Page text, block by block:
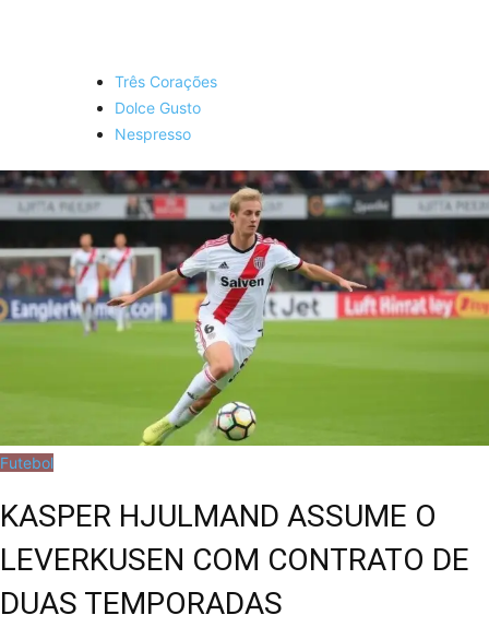
Três Corações
Dolce Gusto
Nespresso
Futebol
KASPER HJULMAND ASSUME O
LEVERKUSEN COM CONTRATO DE
DUAS TEMPORADAS